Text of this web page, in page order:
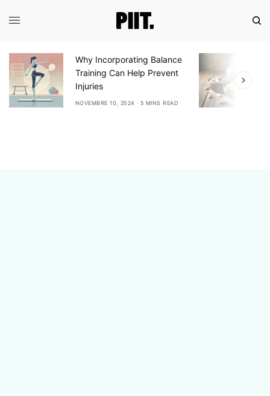
Why Incorporating Balance
Training Can Help Prevent
Injuries
NOVEMBRE 10, 2024 5 MINS READ